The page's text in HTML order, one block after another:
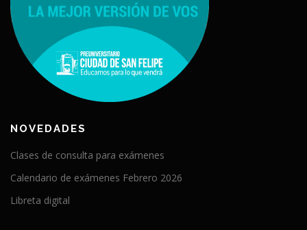
NOVEDADES
Clases de consulta para exámenes
Calendario de exámenes Febrero 2026
Libreta digital